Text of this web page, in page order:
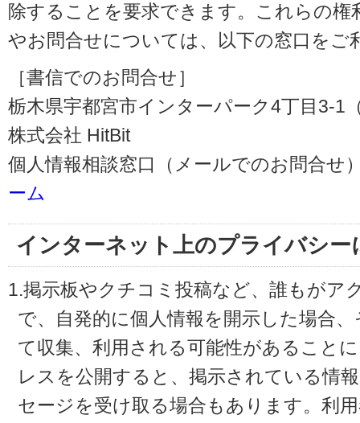
除することを要求できます。これらの権
やお問合せについては、以下の窓口をご
［書信でのお問合せ］
栃木県宇都宮市インターパーク4丁目3-1
株式会社 HitBit
個人情報相談窓口（メールでのお問合せ
ーム
インターネット上のプライバシー
1.掲示板やクチコミ投稿など、誰もがア
で、自発的に個人情報を開示した場合
て収集、利用される可能性があること
レスを公開すると、掲示されている情
セージを受け取る場合もあります。利